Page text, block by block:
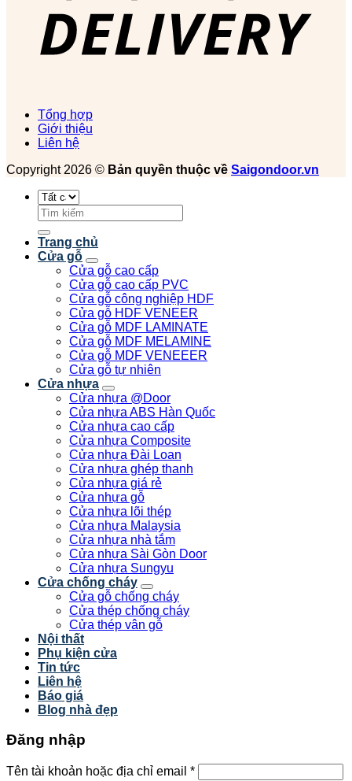
Tổng hợp
Giới thiệu
Liên hệ
Copyright 2026 © Bản quyền thuộc về Saigondoor.vn
Tìm
kiếm:
Trang chủ
Cửa gỗ
Cửa gỗ cao cấp
Cửa gỗ cao cấp PVC
Cửa gỗ công nghiệp HDF
Cửa gỗ HDF VENEER
Cửa gỗ MDF LAMINATE
Cửa gỗ MDF MELAMINE
Cửa gỗ MDF VENEEER
Cửa gỗ tự nhiên
Cửa nhựa
Cửa nhựa @Door
Cửa nhựa ABS Hàn Quốc
Cửa nhựa cao cấp
Cửa nhựa Composite
Cửa nhựa Đài Loan
Cửa nhựa ghép thanh
Cửa nhựa giá rẻ
Cửa nhựa gỗ
Cửa nhựa lõi thép
Cửa nhựa Malaysia
Cửa nhựa nhà tắm
Cửa nhựa Sài Gòn Door
Cửa nhựa Sungyu
Cửa chống cháy
Cửa gỗ chống cháy
Cửa thép chống cháy
Cửa thép vân gỗ
Nội thất
Phụ kiện cửa
Tin tức
Liên hệ
Báo giá
Blog nhà đẹp
Đăng nhập
Tên tài khoản hoặc địa chỉ email *